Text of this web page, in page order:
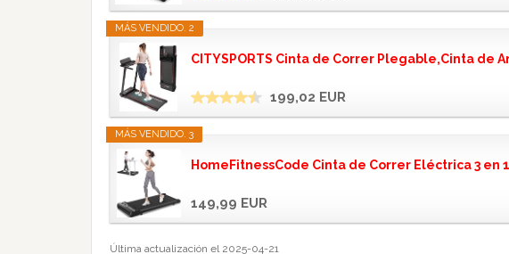
MÁS VENDIDO. 2
CITYSPORTS Cinta de Correr Plegable,Cinta de
199,02 EUR
MÁS VENDIDO. 3
HomeFitnessCode Cinta de Correr Eléctrica 3 en
149,99 EUR
Última actualización el 2025-04-21